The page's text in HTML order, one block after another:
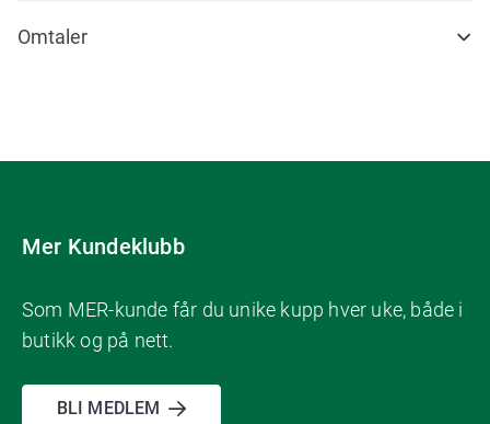
Omtaler
Mer Kundeklubb
Som MER-kunde får du unike kupp hver uke, både i
butikk og på nett.
BLI MEDLEM